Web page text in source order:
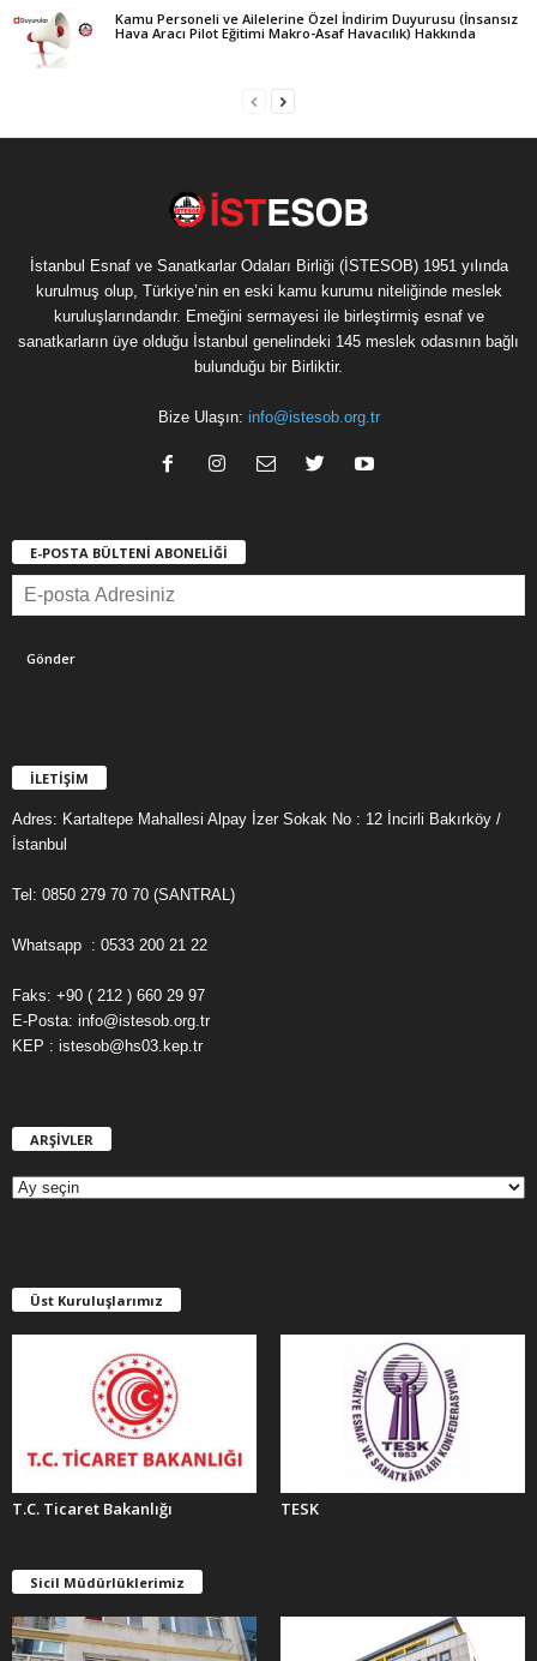
Kamu Personeli ve Ailelerine Özel İndirim Duyurusu (İnsansız
Hava Aracı Pilot Eğitimi Makro-Asaf Havacılık) Hakkında
İstanbul Esnaf ve Sanatkarlar Odaları Birliği (İSTESOB) 1951 yılında
kurulmuş olup, Türkiye’nin en eski kamu kurumu niteliğinde meslek
kuruluşlarındandır. Emeğini sermayesi ile birleştirmiş esnaf ve
sanatkarların üye olduğu İstanbul genelindeki 145 meslek odasının bağlı
bulunduğu bir Birliktir.
Bize Ulaşın: info@istesob.org.tr
E-POSTA BÜLTENİ ABONELİĞİ
İLETİŞİM
Adres: Kartaltepe Mahallesi Alpay İzer Sokak No : 12 İncirli Bakırköy /
İstanbul
Tel: 0850 279 70 70 (SANTRAL)
Whatsapp : 0533 200 21 22
Faks: +90 ( 212 ) 660 29 97
E-Posta: info@istesob.org.tr
KEP : istesob@hs03.kep.tr
ARŞİVLER
E
R
Üst Kuruluşlarımız
T.C. Ticaret Bakanlığı TESK
Sicil Müdürlüklerimiz